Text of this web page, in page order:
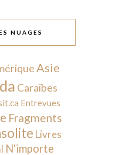
NUAGES
Asie
Caraïbes
Entrevues
Fragments
Livres
N'importe